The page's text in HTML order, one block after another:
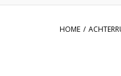
HOME /